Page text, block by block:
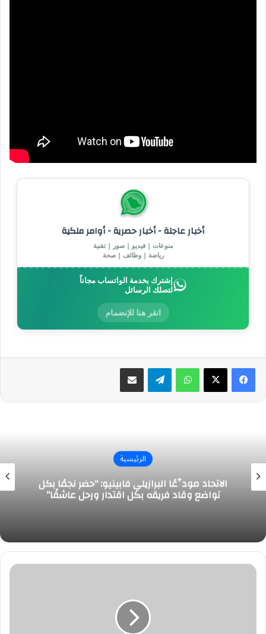
أخبار عاجلة - أخبار حصرية - أوامر ملكية
منوعات | فيديو | صور | تقنية
رياضة | وظائف | صحة
إشترك بخدمة الواتساب مجاناً
لتصلك الرسائل
انقر هنا للإنضمام
واتسابتيلقرام مشاركة عبر البريد
الرئيسية
الاتحاد مودِّعًا البرازيلي فابينيو: “حضر نجمًا بكل
تواضع وقاد فريقه بكل اقتدار ورحل عاشقًا”
استراليا